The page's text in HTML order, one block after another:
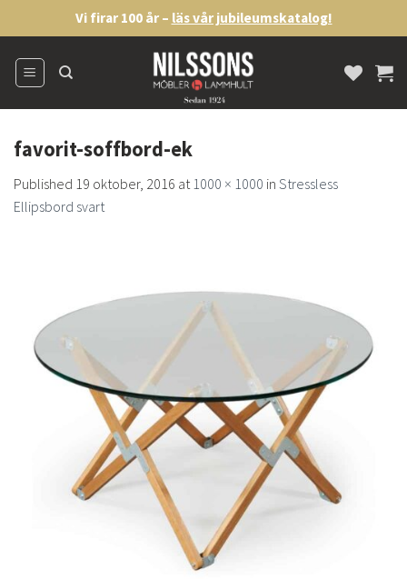
to
content
Vi firar 100 år – läs vår jubileumskatalog!
favorit-soffbord-ek
Published 19 oktober, 2016 at1000 × 1000 in Stressless
Ellipsbord svart